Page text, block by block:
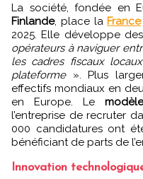
La société, fondée en
Finlande, place la France
2025. Elle développe
opérateurs à naviguer
les cadres fiscaux
plateforme». Plus
effectifs mondiaux en
en Europe. Le
l’entreprise de recruter
000 candidatures ont
bénéficiant de parts de
Innovation